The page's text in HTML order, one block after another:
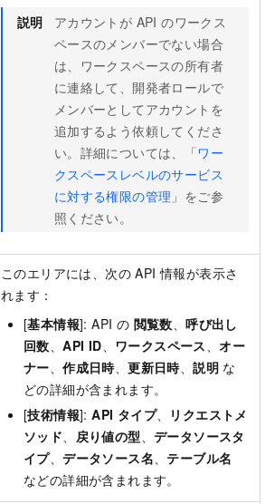
説明
アカウントが API のワークス
ペースのメンバーでない場合
は、ワークスペースの所有者
に連絡して、開発者ロールで
メンバーとしてアカウントを
追加するよう依頼してくださ
い。詳細については、「ワー
クスペースレベルのサービス
に対する権限の管理 」をご参
照ください。
このエリアには、次の API 情報が表示さ
れます：
[基本情報]: API の 閲覧数、呼び出し
回数、API ID、 ワークスペース、オー
ナー、作成日時、更新日時、説明 な
どの詳細が含まれます。
[技術情報]:API タイプ、
リクエストメ
ソッド、 戻り値の型、データソースタ
イプ、データソース名、 テーブル名
などの詳細が含まれます。